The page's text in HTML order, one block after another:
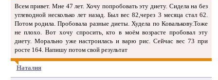
Всем привет. Мне 47 лет. Хочу попробовать эту диету. Сидела на без
углеводной несколько лет назад. Был вес 82,через 3 месяца стал 62.
Потом родила. Пробовала разные диеты. Худела по Ковалькову.Тоже
не плохо. Вот хочу спросить, кто в моём возрасте пробовал эту
диету. Морально уже настроилась и варю рис. Сейчас вес 73 при
росте 164. Напишу потом свой результат
Наталия